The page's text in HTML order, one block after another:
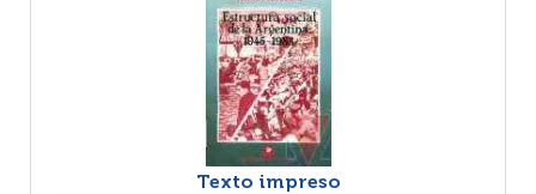
Texto impreso